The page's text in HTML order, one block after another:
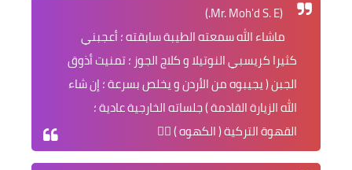
(Mr. Moh'd S. E.)
ماشاء الله سمعته الطيبة سابقته ؛ أعجبني
كثيرا كريسبي النوتيلا و كلاج الجوز ؛ تمنيت أذوق
الجبن ( يجيبوه من الأردن و يخلص بسرعة ؛ إن شاء
الله الزيارة القادمة ) جلساته الخارجية عادية ؛
القهوة التركية ( الكهوه ) 👌🏻